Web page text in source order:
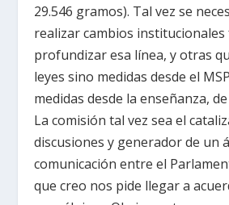
29.546 gramos). Tal vez se
realizar cambios
profundizar esa línea, y otras
leyes sino medidas desde el
medidas desde la enseñanza,
La comisión tal vez sea el
discusiones y generador de un
comunicación entre el
que creo nos pide llegar a